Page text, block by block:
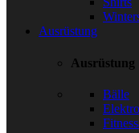
Ausrüstung
Ausrüstung
Bälle